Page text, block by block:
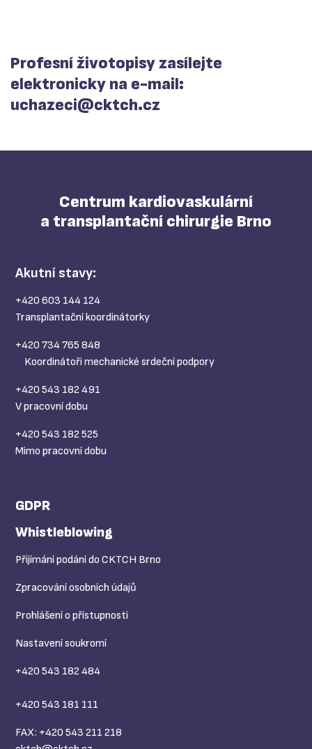
Profesní životopisy zasílejte
elektronicky na e-mail:
uchazeci@cktch.cz
Centrum kardiovaskulární
a transplantační chirurgie Brno
Akutní stavy:
+420 603 144 124
Transplantační koordinátorky
+420 734 765 848
Koordinátoři mechanické srdeční podpory
+420 543 182 491
V pracovní dobu
+420 543 182 525
Mimo pracovní dobu
GDPR
Whistleblowing
Přijímání podání do CKTCH Brno
Zpracování osobních údajů
Prohlášení o přístupnosti
Nastavení soukromí
+420 543 182 484
+420 543 181 111
FAX: +420 543 211 218